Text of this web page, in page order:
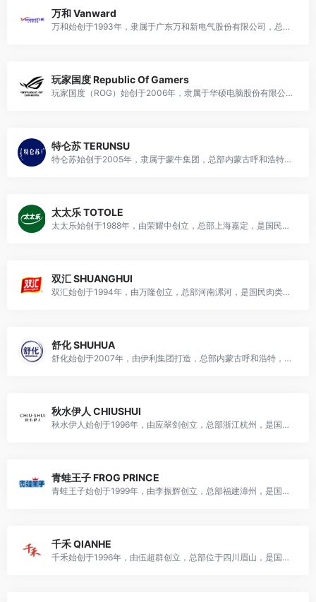
万和 Vanward
万和始创于1993年，隶属于广东万和新电气股份有限公司，总部广东佛山顺德，是国民厨卫热能龙头品牌，主营热水器、厨电、采暖及热水系统等家居电器设备。
玩家国度 Republic Of Gamers
玩家国度（ROG）始创于2006年，隶属于华硕电脑股份有限公司，总部位于中国台湾台北，是全球知名高端电竞硬件品牌，主营电竞主机、笔记本、板卡、外设及电竞配套设备。
特仑苏 TERUNSU
特仑苏始创于2005年，隶属于蒙牛集团，总部内蒙古呼和浩特，蒙语意为“金牌牛奶”，是中国高端牛奶开创者、国民高端乳品龙头，主营高端液态奶及乳制品。
太太乐 TOTOLE
太太乐始创于1988年，由荣耀中创立，总部上海嘉定，是国民调味品龙头品牌，主营复合调味料及各类鲜味调味品，隶属于上海太太乐食品有限公司。
双汇 SHUANGHUI
双汇始创于1994年，由万隆创立，总部河南漯河，是国民肉类食品龙头品牌，主营肉类加工品及生鲜肉类，隶属于河南双汇投资发展股份有限公司。
舒化 SHUHUA
舒化始创于2007年，由伊利集团打造，总部内蒙古呼和浩特，是国民功能奶龙头品牌，主营无乳糖牛奶及功能性乳制品，隶属于内蒙古伊利实业集团股份有限公司。
秋水伊人 CHIUSHUI
秋水伊人始创于1996年，由应翠剑创立，总部浙江杭州，是国民女装龙头品牌，主营女装服饰及配饰，隶属于浙江印象实业股份有限公司。
青蛙王子 FROG PRINCE
青蛙王子始创于1999年，由李振辉创立，总部福建漳州，是国民儿童护理龙头品牌，主营儿童护肤、洗沐、口腔护理等产品，隶属于港交所上市企业（股票代码：01259.HK）。
千禾 QIANHE
千禾始创于1996年，由伍超群创立，总部位于四川眉山，是国民知名调味品品牌，主营酱油、食醋、料酒、蚝油等产品，兼具多元业务，是国内零添加调味品行业龙头品牌。